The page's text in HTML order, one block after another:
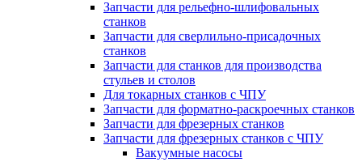
Запчасти для рельефно-шлифовальных
станков
Запчасти для сверлильно-присадочных
станков
Запчасти для станков для производства
стульев и столов
Для токарных станков с ЧПУ
Запчасти для форматно-раскроечных станков
Запчасти для фрезерных станков
Запчасти для фрезерных станков с ЧПУ
Вакуумные насосы